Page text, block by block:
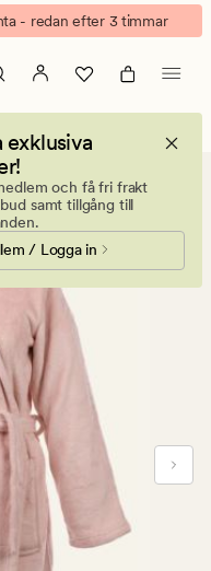
- redan efter 3 timmar
exklusiva
och få fri frakt
samt tillgång till
/ Logga in
barn